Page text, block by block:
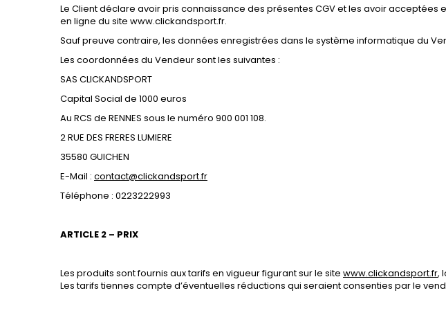
Le Client déclare avoir pris connaissance des présentes CGV et les avoir
en ligne du site www.clickandsport.fr.
Sauf preuve contraire, les données enregistrées dans le système informatique du
Les coordonnées du Vendeur sont les suivantes :
SAS CLICKANDSPORT
Capital Social de 1000 euros
Au RCS de RENNES sous le numéro 900 001 108.
2 RUE DES FRERES LUMIERE
35580 GUICHEN
E-Mail : contact@clickandsport.fr
Téléphone : 0223222993
ARTICLE 2 – PRIX
Les produits sont fournis aux tarifs en vigueur figurant sur le site www.clickandsport.fr,
Les tarifs tiennes compte d’éventuelles réductions qui seraient consenties par le